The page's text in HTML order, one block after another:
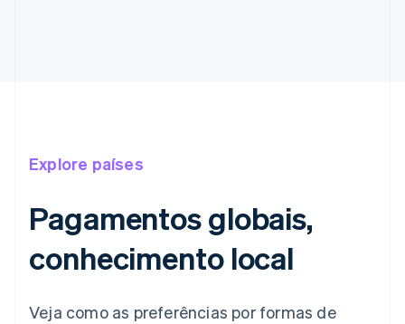
Explore países
Pagamentos globais,
conhecimento local
Veja como as preferências por formas de